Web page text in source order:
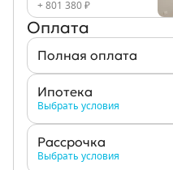
+ 801 380 ₽
Оплата
Полная оплата
Ипотека
Выбрать условия
Рассрочка
Выбрать условия